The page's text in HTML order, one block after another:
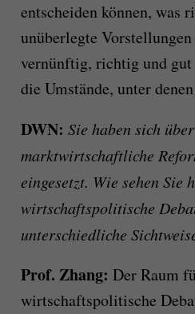
entscheiden können, was
unüberlegte Vorstellungen
vernünftig, richtig und
die Umstände, unter
DWN: Sie haben sich
marktwirtschaftliche
eingesetzt. Wie sehen Sie
wirtschaftspolitische
unterschiedliche
Prof. Zhang: Der Raum
wirtschaftspolitische